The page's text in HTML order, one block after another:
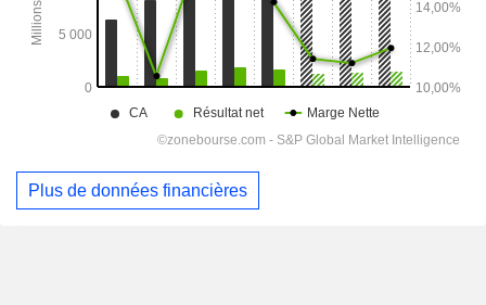
Plus de données financières